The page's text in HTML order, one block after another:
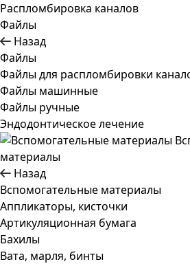
Распломбировка каналов
Файлы
Назад
Файлы
Файлы для распломбировки
Файлы машинные
Файлы ручные
Эндодонтическое лечение
материалы
Назад
Вспомогательные материалы
Аппликаторы, кисточки
Артикуляционная бумага
Бахилы
Вата, марля, бинты